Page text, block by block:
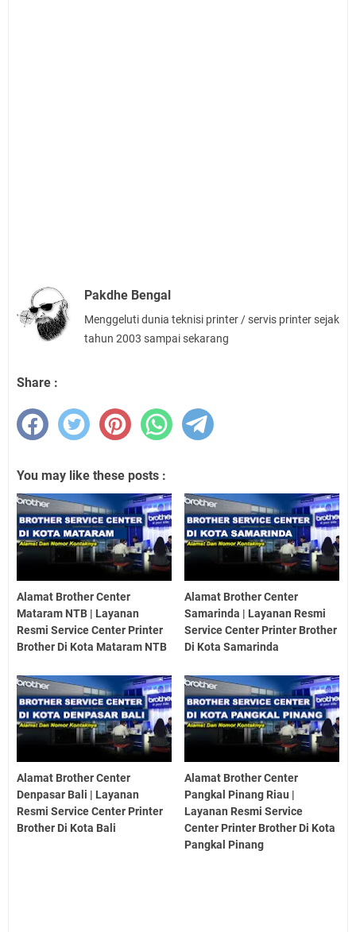
Pakdhe Bengal
Menggeluti dunia teknisi printer / servis printer sejak
tahun 2003 sampai sekarang
Share :
You may like these posts :
Alamat Brother Center
Mataram NTB | Layanan
Resmi Service Center Printer
Brother Di Kota Mataram NTB
Alamat Brother Center
Samarinda | Layanan Resmi
Service Center Printer Brother
Di Kota Samarinda
Alamat Brother Center
Denpasar Bali | Layanan
Resmi Service Center Printer
Brother Di Kota Bali
Alamat Brother Center
Pangkal Pinang Riau |
Layanan Resmi Service
Center Printer Brother Di Kota
Pangkal Pinang